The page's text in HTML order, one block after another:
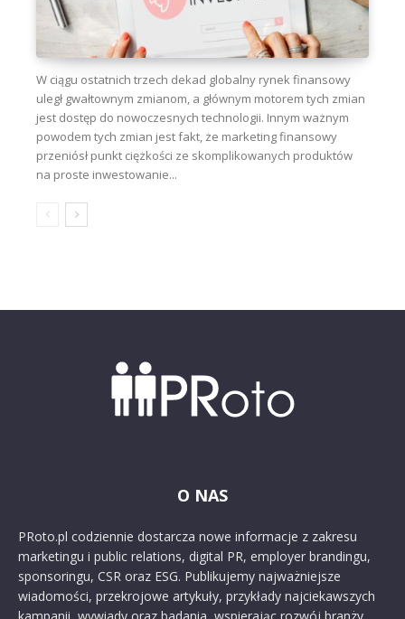
W ciągu ostatnich trzech dekad globalny rynek finansowy
uległ gwałtownym zmianom, a głównym motorem tych zmian
jest dostęp do nowoczesnych technologii. Innym ważnym
powodem tych zmian jest fakt, że marketing finansowy
przeniósł punkt ciężkości ze skomplikowanych produktów
na proste inwestowanie...
O NAS
PRoto.pl codziennie dostarcza nowe informacje z zakresu
marketingu i public relations, digital PR, employer brandingu,
sponsoringu, CSR oraz ESG. Publikujemy najważniejsze
wiadomości, przekrojowe artykuły, przykłady najciekawszych